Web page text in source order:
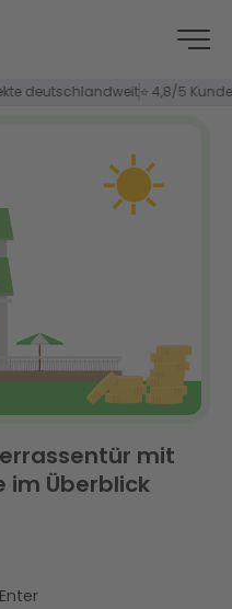
⭐ 4,8/5
mit
im Überblick